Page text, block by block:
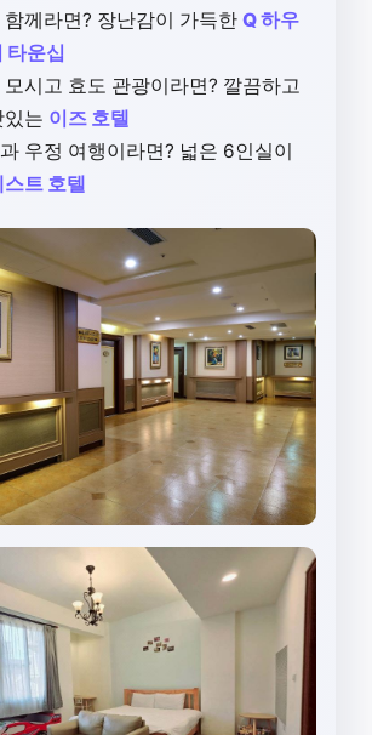
함께라면? 장난감이 가득한 Q 하우
타운십
모시고 효도 관광이라면? 깔끔하고
있는 이즈 호텔
우정 여행이라면? 넓은 6인실이
스트 호텔